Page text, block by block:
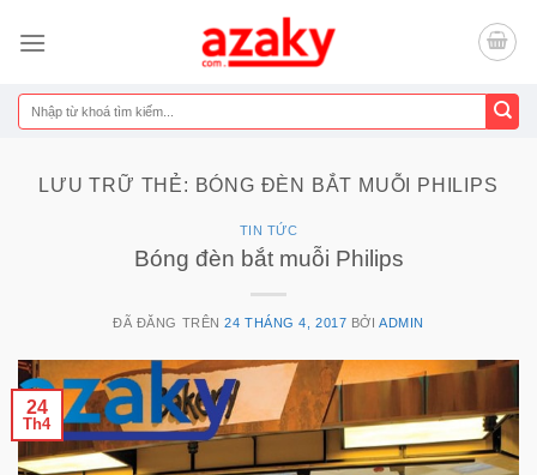
đến
dung
Tìm
kiếm:
LƯU TRỮ THẺ: BÓNG ĐÈN BẮT MUỖI PHILIPS
TIN TỨC
Bóng đèn bắt muỗi Philips
ĐÃ ĐĂNG TRÊN24 THÁNG 4, 2017 BỞIADMIN
24
Th4